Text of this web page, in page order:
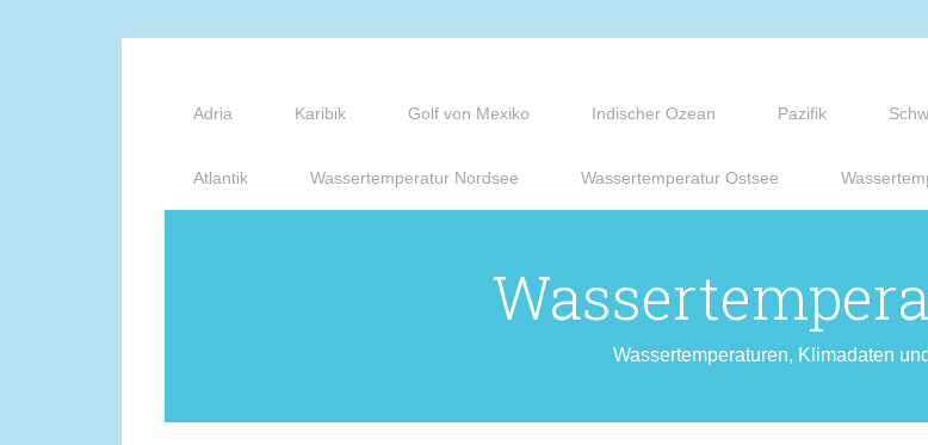
Adria Karibik Golf von Mexiko Indischer Ozean Pazifik
Atlantik Wassertemperatur Nordsee Wassertemperatur Ostsee
Wassertemperaturen, Klimadaten